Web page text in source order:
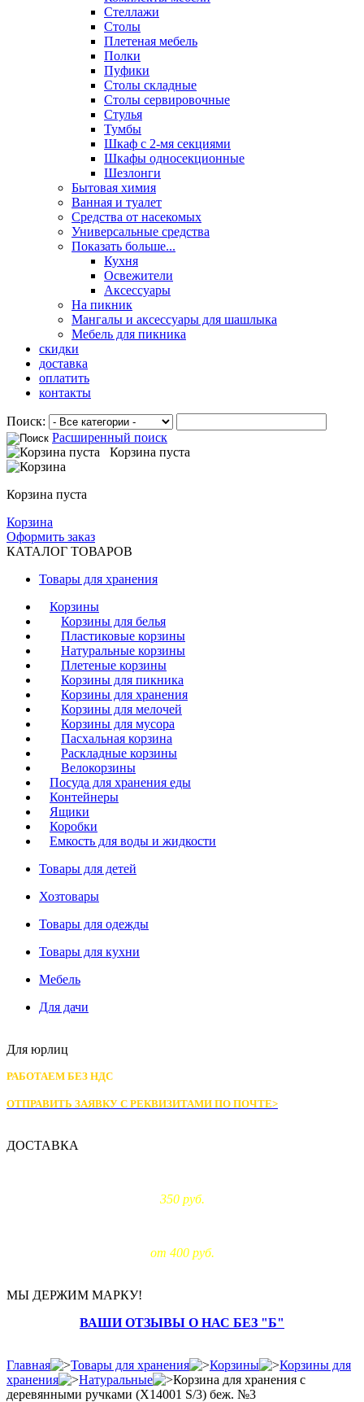
Стеллажи
Столы
Плетеная мебель
Полки
Пуфики
Столы складные
Столы сервировочные
Стулья
Тумбы
Шкаф с 2-мя секциями
Шкафы односекционные
Шезлонги
Бытовая химия
Ванная и туалет
Средства от насекомых
Универсальные средства
Показать больше...
Кухня
Освежители
Аксессуары
На пикник
Мангалы и аксессуары для шашлыка
Мебель для пикника
скидки
доставка
оплатить
контакты
Поиск:
Расширенный поиск
Корзина пуста
Корзина пуста
Корзина
Оформить заказ
КАТАЛОГ ТОВАРОВ
Товары для хранения
Корзины
Корзины для белья
Пластиковые корзины
Натуральные корзины
Плетеные корзины
Корзины для пикника
Корзины для хранения
Корзины для мелочей
Корзины для мусора
Пасхальная корзина
Раскладные корзины
Велокорзины
Посуда для хранения еды
Контейнеры
Ящики
Коробки
Емкость для воды и жидкости
Товары для детей
Хозтовары
Товары для одежды
Товары для кухни
Мебель
Для дачи
Для юрлиц
РАБОТАЕМ БЕЗ НДС
ОТПРАВИТЬ ЗАЯВКУ С РЕКВИЗИТАМИ ПО ПОЧТЕ>
ДОСТАВКА
350 руб.
от 400 руб.
МЫ ДЕРЖИМ МАРКУ!
ВАШИ ОТЗЫВЫ О НАС БЕЗ "Б"
Главная Товары для хранения Корзины
Корзины для
хранения
Натуральные
Корзина для хранения с
деревянными ручками (X14001 S/3) беж. №3